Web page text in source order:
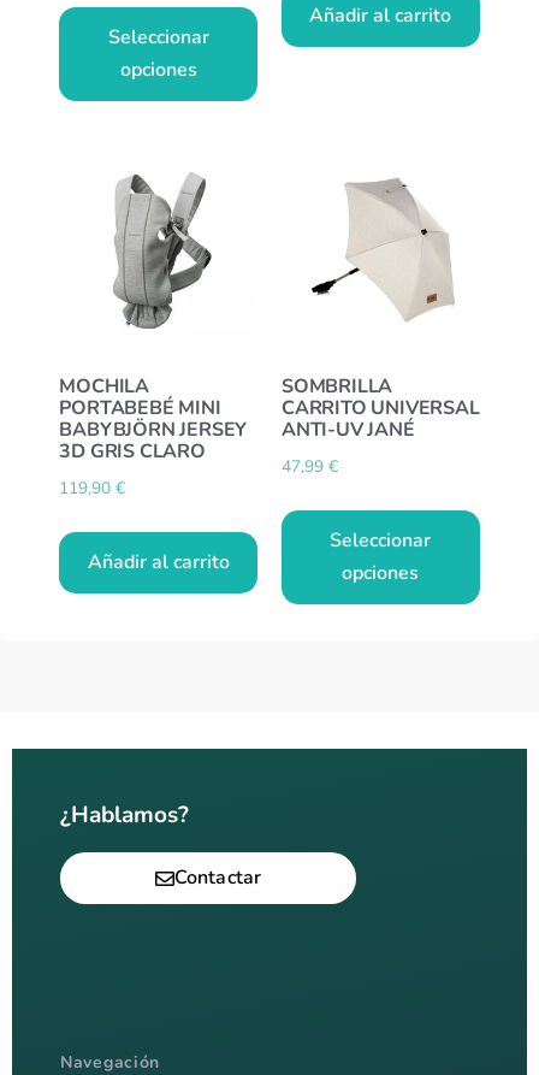
Seleccionar
opciones
Añadir al carrito
MOCHILA
PORTABEBÉ MINI
BABYBJÖRN JERSEY
3D GRIS CLARO
119,90€
Añadir al carrito
SOMBRILLA
CARRITO UNIVERSAL
ANTI-UV JANÉ
47,99 €
Seleccionar
opciones
¿Hablamos?
Contactar
Navegación